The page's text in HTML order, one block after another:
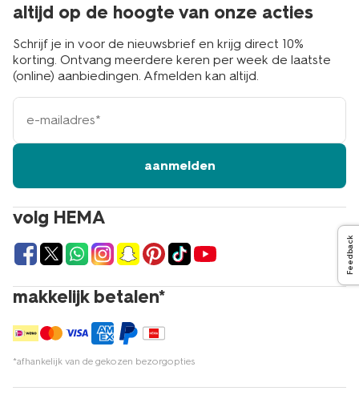
Feedback
volg HEMA
makkelijk betalen*
*afhankelijk van de gekozen bezorgopties
altijd op de hoogte van onze acties
Schrijf je in voor de nieuwsbrief en krijg direct 10%
korting. Ontvang meerdere keren per week de laatste
(online) aanbiedingen. Afmelden kan altijd.
e-
mailadres
aanmelden